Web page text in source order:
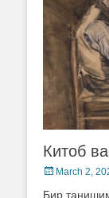
Китоб
Posted
March 2,
Бир